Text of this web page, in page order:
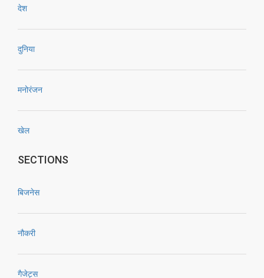
देश
दुनिया
मनोरंजन
खेल
SECTIONS
बिजनेस
नौकरी
गैजेट्स